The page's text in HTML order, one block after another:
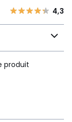
4,3
clients
4,3
produit